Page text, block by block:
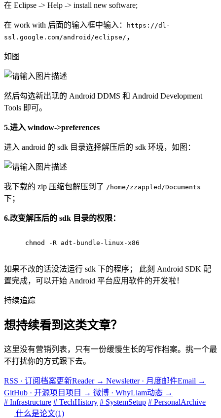
在 Eclipse -> Help -> install new software;
在 work with 后面的输入框中输入：
https://dl-
ssl.google.com/android/eclipse/ ，
如图
然后勾选新出现的 Android DDMS 和 Android Development
Tools 即可。
5.进入 window->preferences
进入 android 的 sdk 目录选择解压后的 sdk 环境，如图：
我下载的 zip 压缩包解压到了 /home/zzappled/Documents
下；
6.改变解压后的 sdk 目录的权限：
chmod -R adt-bundle-linux-x86
如果不改的话没法运行 sdk 下的程序； 此刻 Android SDK 配
置完成，可以开始 Android 平台应用软件的开发啦！
持续追踪
想持续看到这类文章？
这里没有营销列表，只有一份缓慢生长的写作档案。挑一个最
不打扰你的方式跟下去。
RSS · 订阅档案更新Reader → Newsletter · 月度邮件Email →
GitHub · 开源项目项目 → 微博 · WhyLiam动态 →
# Infrastructure # TechHistory # SystemSetup # PersonalArchive
什么是论文(1)